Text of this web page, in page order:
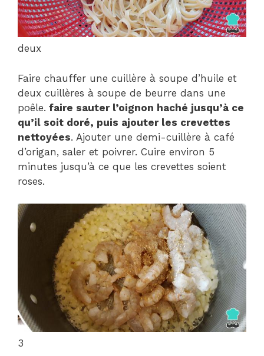
deux
Faire chauffer une cuillère à soupe d’huile et
deux cuillères à soupe de beurre dans une
poêle. faire sauter l’oignon haché jusqu’à ce
qu’il soit doré, puis ajouter les crevettes
nettoyées. Ajouter une demi-cuillère à café
d’origan, saler et poivrer. Cuire environ 5
minutes jusqu’à ce que les crevettes soient
roses.
3